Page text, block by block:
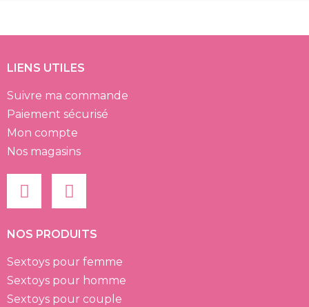
LIENS UTILES
Suivre ma commande
Paiement sécurisé
Mon compte
Nos magasins
NOS PRODUITS
Sextoys pour femme
Sextoys pour homme
Sextoys pour couple